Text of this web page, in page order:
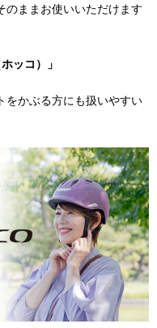
ままお使いいただけます
ッコ）」
をかぶる方にも扱いやすい